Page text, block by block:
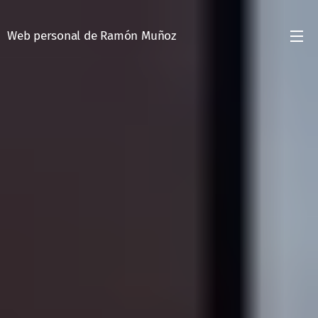
Web personal de Ramón Muñoz